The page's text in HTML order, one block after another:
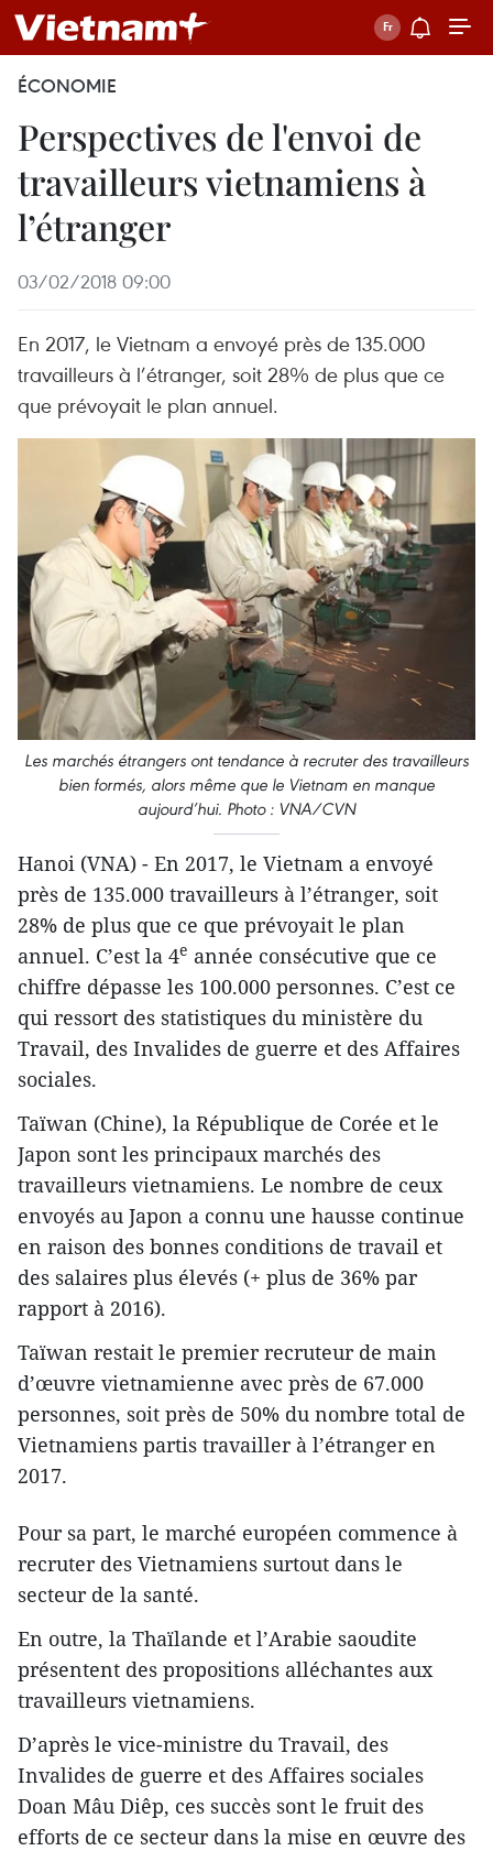
ÉCONOMIE
Perspectives de l'envoi de
travailleurs vietnamiens à
l’étranger
03/02/2018 09:00
En 2017, le Vietnam a envoyé près de 135.000
travailleurs à l’étranger, soit 28% de plus que ce
que prévoyait le plan annuel.
Les marchés étrangers ont tendance à recruter des travailleurs
bien formés, alors même que le Vietnam en manque
aujourd’hui. Photo : VNA/CVN
Hanoi (VNA) - En 2017, le Vietnam a envoyé
près de 135.000 travailleurs à l’étranger, soit
28% de plus que ce que prévoyait le plan
annuel. C’est la 4e année consécutive que ce
chiffre dépasse les 100.000 personnes. C’est ce
qui ressort des statistiques du ministère du
Travail, des Invalides de guerre et des Affaires
sociales.
Taïwan (Chine), la République de Corée et le
Japon sont les principaux marchés des
travailleurs vietnamiens. Le nombre de ceux
envoyés au Japon a connu une hausse continue
en raison des bonnes conditions de travail et
des salaires plus élevés (+ plus de 36% par
rapport à 2016).
Taïwan restait le premier recruteur de main
d’œuvre vietnamienne avec près de 67.000
personnes, soit près de 50% du nombre total de
Vietnamiens partis travailler à l’étranger en
2017.
Pour sa part, le marché européen commence à
recruter des Vietnamiens surtout dans le
secteur de la santé.
En outre, la Thaïlande et l’Arabie saoudite
présentent des propositions alléchantes aux
travailleurs vietnamiens.
D’après le vice-ministre du Travail, des
Invalides de guerre et des Affaires sociales
Doan Mâu Diêp, ces succès sont le fruit des
efforts de ce secteur dans la mise en œuvre des